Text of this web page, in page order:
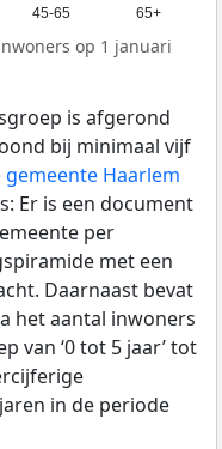
45-65 65+
op 1 januari
is afgerond
bij minimaal vijf
Haarlem
Er is een document
per
met een
Daarnaast bevat
het aantal inwoners
van ‘0 tot 5 jaar’ tot
in de periode